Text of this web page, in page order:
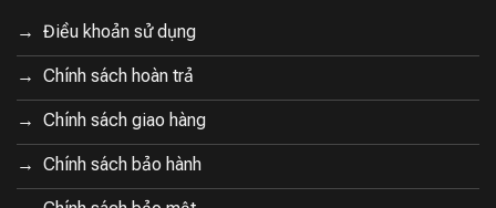
Điều khoản sử dụng
Chính sách hoàn trả
Chính sách giao hàng
Chính sách bảo hành